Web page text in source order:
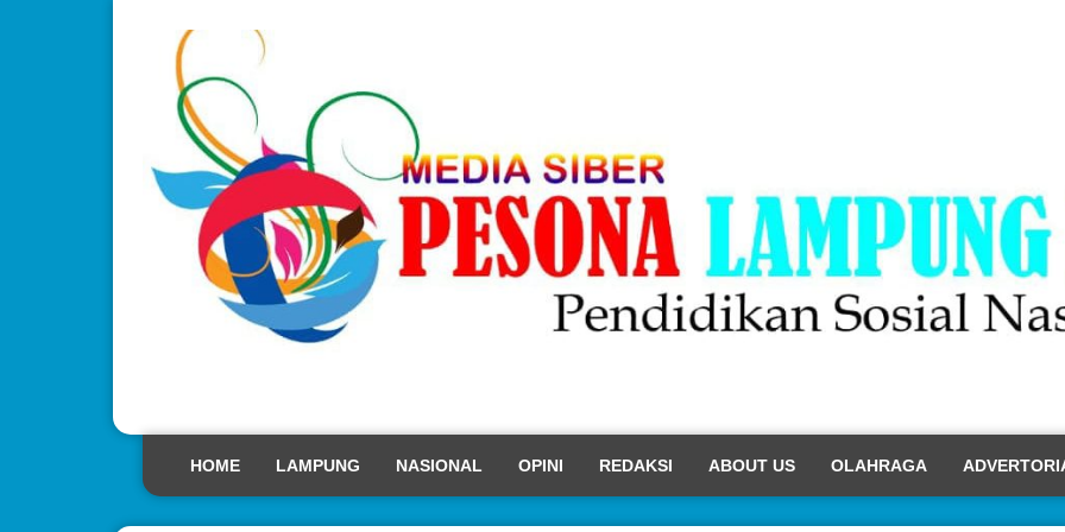
HOME LAMPUNG NASIONAL OPINI REDAKSI ABOUT US OLAHRAGA